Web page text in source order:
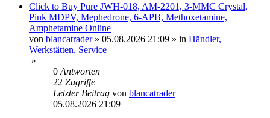
Click to Buy Pure JWH-018, AM-2201, 3-MMC Crystal,
Pink MDPV, Mephedrone, 6-APB, Methoxetamine,
Amphetamine Online
von blancatrader» 05.08.2026 21:09 » in Händler,
Werkstätten, Service
»
0 Antworten
22 Zugriffe
Letzter Beitrag von blancatrader
05.08.2026 21:09